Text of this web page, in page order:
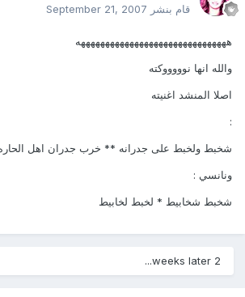
قام بنشر September 21, 2007
هههههههههههههههههههههههههههههههه
والله انها نوووووكته
اصلا المنشد اغنيته
شخبط ولخبط على جدرانه ** خرب جدران اهل الحاره
ونانسي :
شخبط شخابيط * لخبط لخابيط
2 weeks later...